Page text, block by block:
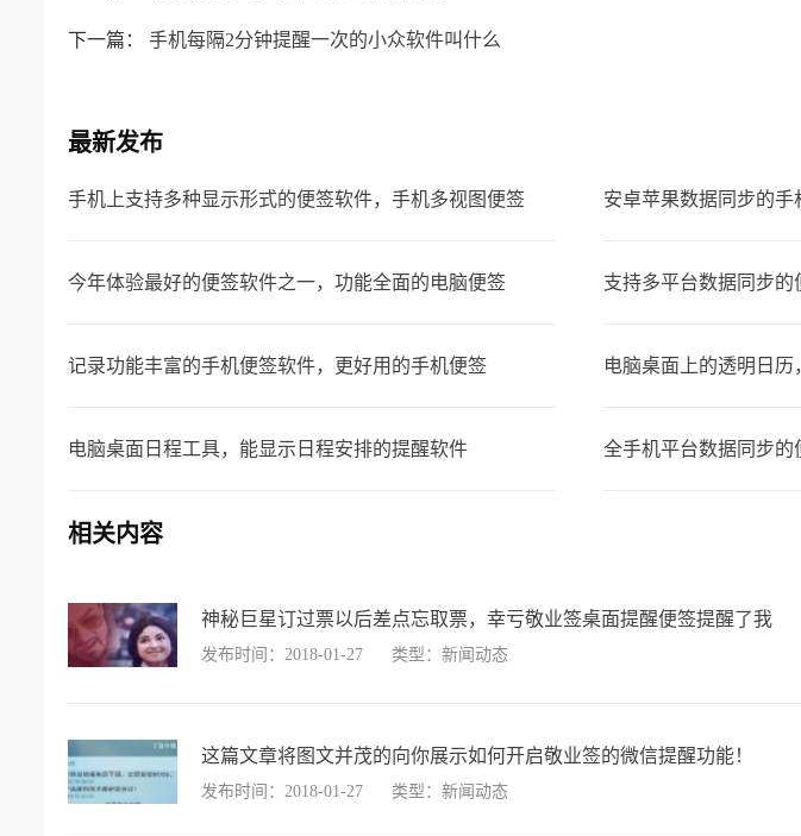
下一篇： 手机每隔2分钟提醒一次的小众软件叫什么
最新发布
手机上支持多种显示形式的便签软件，手机多视图便签
今年体验最好的便签软件之一，功能全面的电脑便签 支持多平台数据同步的
记录功能丰富的手机便签软件，更好用的手机便签 电脑桌面上的透明日
电脑桌面日程工具，能显示日程安排的提醒软件 全手机平台数据同步
相关内容
神秘巨星订过票以后差点忘取票，幸亏敬业签桌面提醒便签提醒了我
发布时间：2018-01-27 类型：新闻动态
这篇文章将图文并茂的向你展示如何开启敬业签的微信提醒功能！
发布时间：2018-01-27 类型：新闻动态